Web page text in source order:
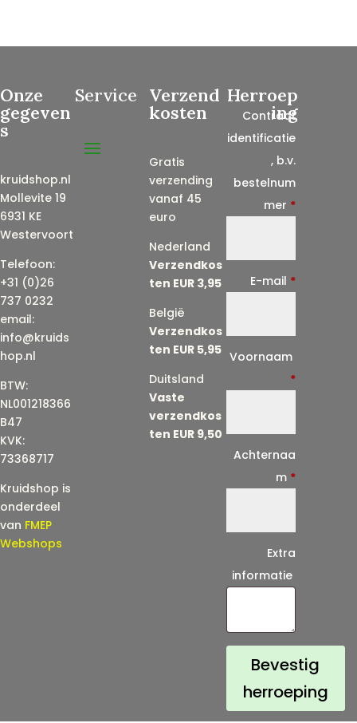
Onze
gegeven
s
kruidshop.nl
Mollevite 19
6931 KE
Westervoort
Telefoon:
+31 (0)26
737 0232
email:
info@kruids
hop.nl
BTW:
NL001218366
B47
KVK:
73368717
Kruidshop is
onderdeel
van FMEP
Webshops
Service Verzend
kosten
Gratis
verzending
vanaf 45
euro
Nederland
Verzendkos
ten EUR 3,95
België
Verzendkos
ten EUR 5,95
Duitsland
Vaste
verzendkos
ten EUR 9,50
Herroep
ing
Contract
identificatie
, b.v.
bestelnum
mer *
E-mail *
l
)
*
Voornaam
*
Achternaa
m *
Extra
informatie
Bevestig
herroeping